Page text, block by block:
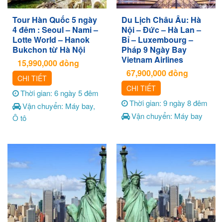
Tour Hàn Quốc 5 ngày
4 đêm : Seoul – Nami –
Lotte World – Hanok
Bukchon từ Hà Nội
15,990,000đồng
CHI TIẾT
Thời gian: 6 ngày 5 đêm
Vận chuyển: Máy bay,
Ô tô
Du Lịch Châu Âu: Hà
Nội – Đức – Hà Lan –
Bỉ – Luxembourg –
Pháp 9 Ngày Bay
Vietnam Airlines
67,900,000đồng
CHI TIẾT
Thời gian: 9 ngày 8 đêm
Vận chuyển: Máy bay